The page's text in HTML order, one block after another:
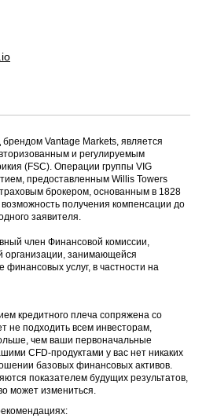
Vantage Markets, является
и регулируемым
(FSC). Операции группы VIG
предоставленным Willis Towers
брокером, основанным в 1828
получения компенсации до
заявителя.
член Финансовой комиссии,
организации, занимающейся
услуг, в частности на
кредитного плеча сопряжена со
не подходить всем инвесторам,
чем ваши первоначальные
CFD-продуктами у вас нет никаких
базовых финансовых активов.
показателем будущих результатов,
может измениться.